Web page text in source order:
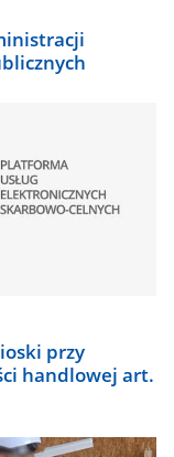
przy
handlowej art.